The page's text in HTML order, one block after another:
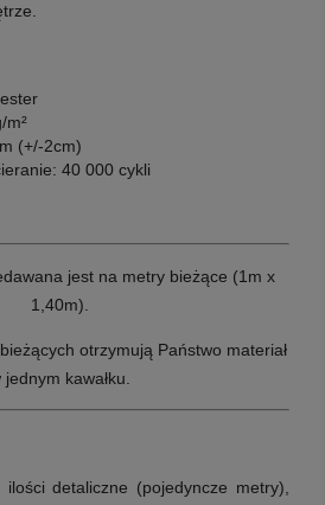
m²
(+/-2cm)
40 000 cykli
jest na metry bieżące (1m x
1,40m).
otrzymują Państwo materiał
jednym kawałku.
ilości detaliczne (pojedyncze metry),